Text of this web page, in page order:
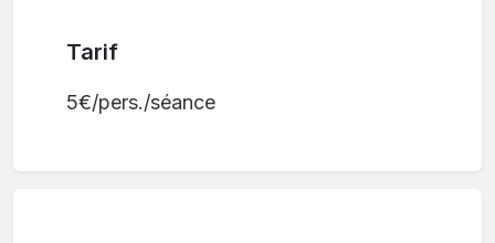
Tarif
5€/pers./séance